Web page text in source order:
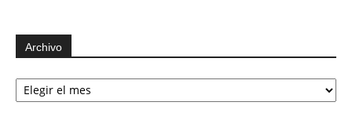
Archivo
Archivo